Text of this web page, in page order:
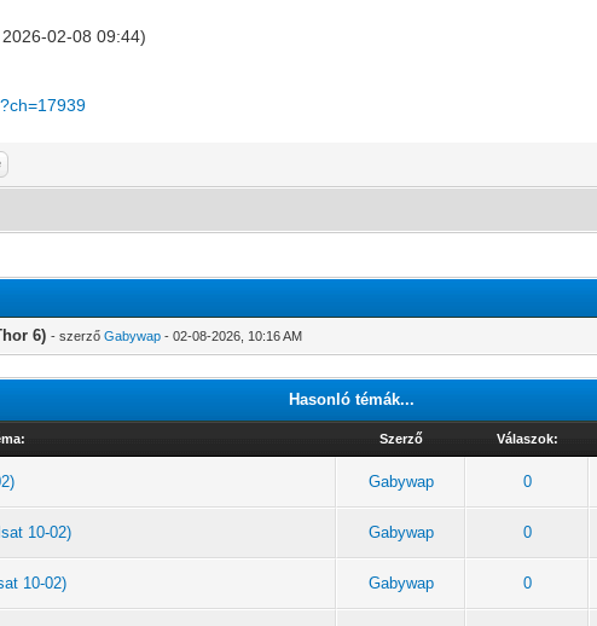
02-08 09:44)
6) - szerzőGabywap - 02-08-2026, 10:16 AM
Hasonló témák...
Szerző Válaszok:
Gabywap 0
10-02) Gabywap 0
10-02) Gabywap 0